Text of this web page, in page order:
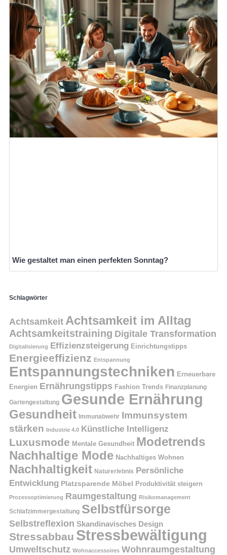
Wie gestaltet man einen perfekten Sonntag?
Schlagwörter
Achtsamkeit Achtsamkeit im Alltag
Achtsamkeitstraining Digitale Transformation
Digitalisierung Effizienzsteigerung Einrichtungstipps
Energieeffizienz Entspannung
Entspannungstechniken Erneuerbare
Energien Ernährungstipps Fashion Trends Finanzplanung
Gartengestaltung Gesunde Ernährung
Gesundheit Immunabwehr Immunsystem
stärken Industrie 4.0 Künstliche Intelligenz
Luxusmode Mentale Gesundheit Modetrends
Nachhaltige Mode Nachhaltiges Wohnen
Nachhaltigkeit Naturerlebnis Persönliche
Entwicklung Platzsparende Möbel Produktivität steigern
Prozessoptimierung Raumgestaltung Risikomanagement
Schlafzimmergestaltung Selbstfürsorge
Selbstreflexion Skandinavisches Design
Stressabbau Stressbewältigung
Umweltschutz Wohnaccessoires Wohnraumgestaltung